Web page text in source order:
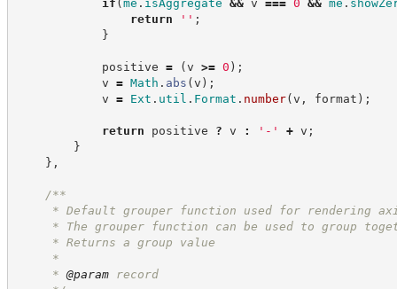
if ( me . isAggregate && v === 0 && me .
return
' ' ;
}
positive = (v >= 0 ) ;
v = Math . abs (v ) ;
v = Ext . util . Format . number(v , format ) ;
return positive ? v : ' - ' + v ;
}
} ,
/**
* Default grouper function used for rendering
* The grouper function can be used to group
* Returns a group value
*
* @param record